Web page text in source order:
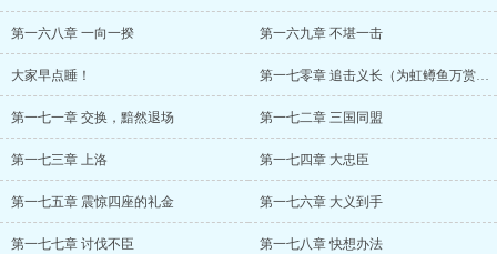
第一六八章 一向一揆 第一六九章 不堪一击
大家早点睡！ 第一七零章 追击义长（为虹鳟鱼万赏加更）
第一七一章 交换，黯然退场 第一七二章 三国同盟
第一七三章 上洛 第一七四章 大忠臣
第一七五章 震惊四座的礼金 第一七六章 大义到手
第一七七章 讨伐不臣 第一七八章 快想办法